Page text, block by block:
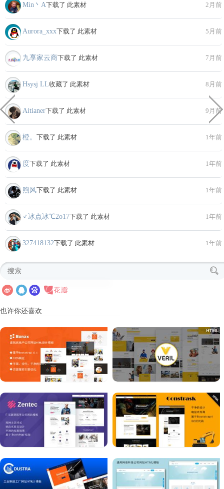
Min丶A下载了 此素材 2月前
Aurora_xxx下载了 此素材 5月前
九享家云商下载了 此素材 7月前
Hsysj LL收藏了 此素材 8月前
Aitianer下载了 此素材 9月前
橙。 下载了 此素材 1年前
度下载了 此素材 1年前
煦风下载了 此素材 1年前
♂冰点冰℃2o17下载了 此素材 1年前
327418132下载了 此素材 1年前
也许你还喜欢